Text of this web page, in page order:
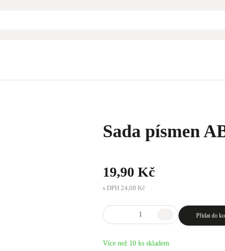
Sada písmen
19,90 Kč
s DPH 24,08 Kč
Přidat do
Více než 10 ks skladem